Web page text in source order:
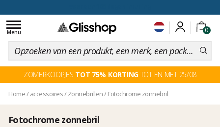
0
Toggle
navigation
Menu
ZOMERKOOPJES TOT 75% KORTINGTOT EN MET 25/08
Home/ accessoires/Zonnebrillen/Fotochrome zonnebril
Fotochrome zonnebril